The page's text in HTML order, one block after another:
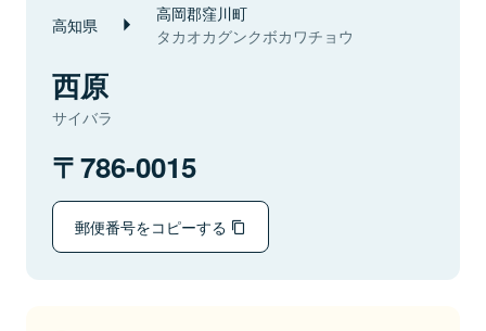
高知県 高岡郡窪川町
タカオカグンクボカワチョウ
西原
サイバラ
786-0015
郵便番号をコピーする